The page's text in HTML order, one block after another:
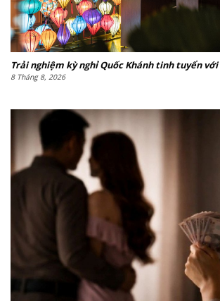
Trải nghiệm kỳ nghỉ Quốc Khánh tinh tuyển với
8 Tháng 8, 2026